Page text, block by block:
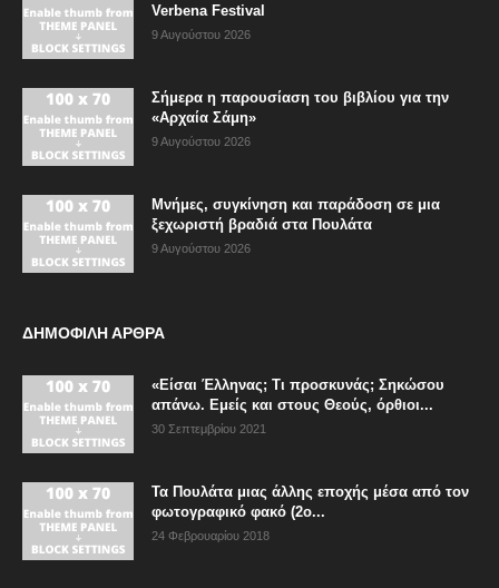
Verbena Festival
9 Αυγούστου 2026
Σήμερα η παρουσίαση του βιβλίου για την
«Αρχαία Σάμη»
9 Αυγούστου 2026
Μνήμες, συγκίνηση και παράδοση σε μια
ξεχωριστή βραδιά στα Πουλάτα
9 Αυγούστου 2026
ΔΗΜΟΦΙΛΗ ΑΡΘΡΑ
«Είσαι Έλληνας; Τι προσκυνάς; Σηκώσου
απάνω. Εμείς και στους Θεούς, όρθιοι...
30 Σεπτεμβρίου 2021
Τα Πουλάτα μιας άλλης εποχής μέσα από τον
φωτογραφικό φακό (2ο...
24 Φεβρουαρίου 2018